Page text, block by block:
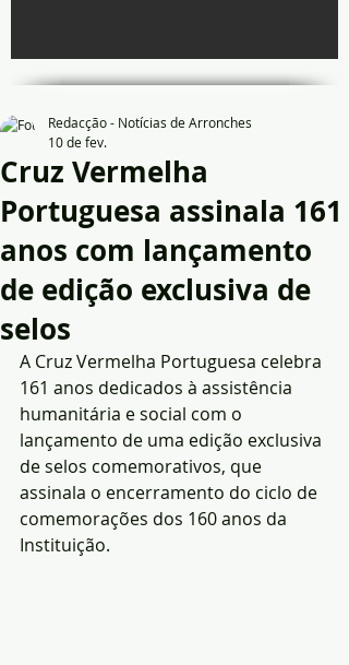
Cruz Vermelha
Portuguesa assinala 161
anos com lançamento
de edição exclusiva de
selos
Redacção - Notícias de Arronches
10 de fev.
A Cruz Vermelha Portuguesa celebra
161 anos dedicados à assistência
humanitária e social com o
lançamento de uma edição exclusiva
de selos comemorativos, que
assinala o encerramento do ciclo de
comemorações dos 160 anos da
Instituição.